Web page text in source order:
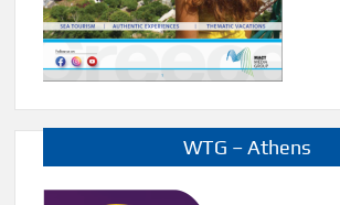
WTG – Athens